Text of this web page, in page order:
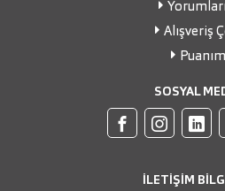
Alışveriş
Puanım
SOSYAL
İLETİŞİM